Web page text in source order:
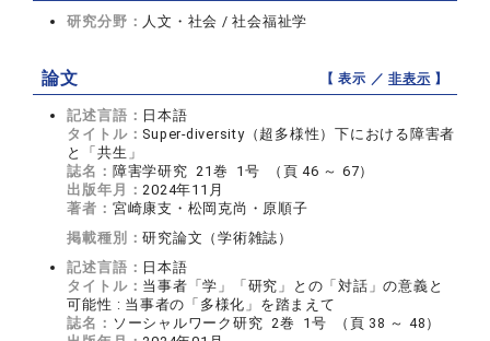
研究分野： 人文・社会 / 社会福祉学
論文 【 表示 ／非表示 】
記述言語： 日本語
タイトル： Super-diversity（超多様性）下における障害者
と「共生」
誌名： 障害学研究 21巻 1号 （頁 46 ～ 67）
出版年月：2024年11月
著者： 宮崎康支・松岡克尚・原順子
掲載種別：研究論文（学術雑誌）
記述言語： 日本語
タイトル： 当事者「学」「研究」との「対話」の意義と
可能性 : 当事者の「多様化」を踏まえて
誌名： ソーシャルワーク研究 2巻 1号 （頁 38 ～ 48）